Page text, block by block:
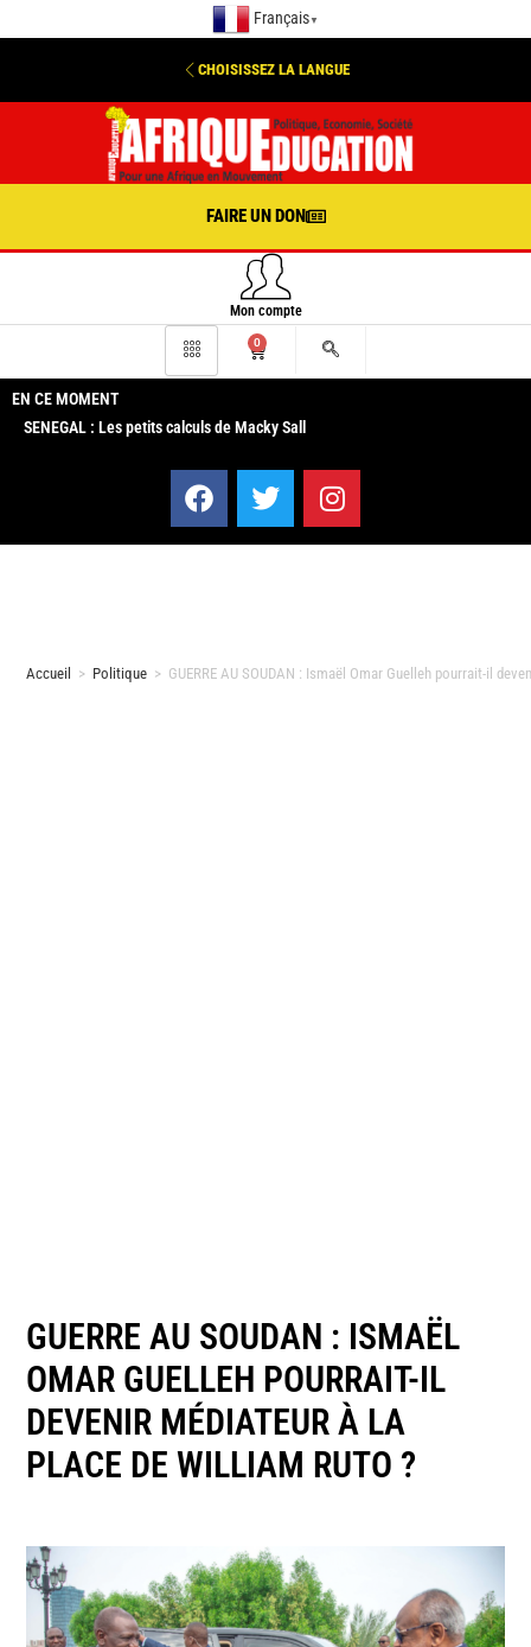
Français ▼
CHOISISSEZ LA LANGUE
FAIRE UN DON
Mon compte
0
EN CE MOMENT
SENEGAL : Les petits calculs de Macky Sall
Accueil > Politique > GUERRE AU SOUDAN : Ismaël Omar Guelleh pourrait-il
GUERRE AU SOUDAN : ISMAËL
OMAR GUELLEH POURRAIT-IL
DEVENIR MÉDIATEUR À LA
PLACE DE WILLIAM RUTO ?